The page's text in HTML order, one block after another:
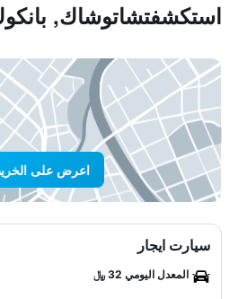
استكشفتشاتوشاك,
اعرض على
سيارت ايجار
المعدل اليومي 32 ﷼